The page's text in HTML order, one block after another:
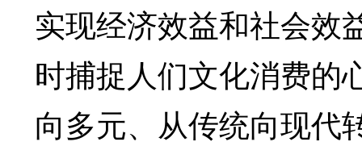
实现经济效益和社会效
时捕捉人们文化消费的
向多元、从传统向现代